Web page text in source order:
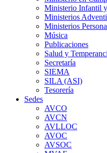
Ministerio Infantil
Ministerios
Ministerios
Música
Publicaciones
Salud y
Secretaría
SIEMA
SILA (ASI)
Tesorería
Sedes
AVCO
AVCN
AVLLOC
AVOC
AVSOC